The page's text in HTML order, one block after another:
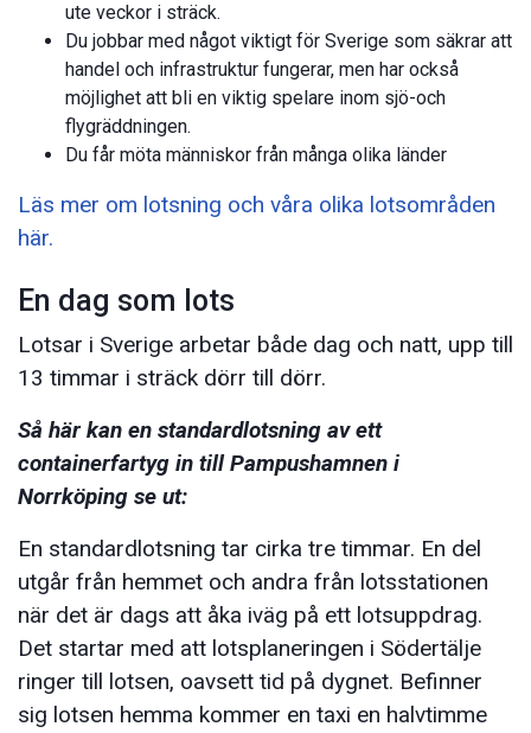
ute veckor i sträck.
Du jobbar med något viktigt för Sverige som säkrar att
handel och infrastruktur fungerar, men har också
möjlighet att bli en viktig spelare inom sjö-och
flygräddningen.
Du får möta människor från många olika länder
Läs mer om lotsning och våra olika lotsområden
här.
En dag som lots
Lotsar i Sverige arbetar både dag och natt, upp till
13 timmar i sträck dörr till dörr.
Så här kan en standardlotsning av ett
containerfartyg in till Pampushamnen i
Norrköping se ut:
En standardlotsning tar cirka tre timmar. En del
utgår från hemmet och andra från lotsstationen
när det är dags att åka iväg på ett lotsuppdrag.
Det startar med att lotsplaneringen i Södertälje
ringer till lotsen, oavsett tid på dygnet. Befinner
sig lotsen hemma kommer en taxi en halvtimme